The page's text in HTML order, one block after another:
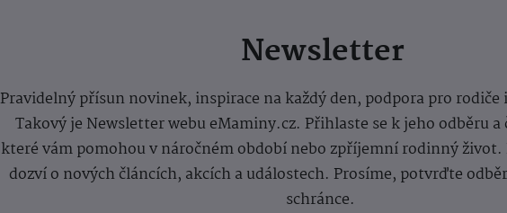
Newsletter
Pravidelný přísun novinek, inspirace na každý den, podpora pro
Takový je Newsletter webu eMaminy.cz. Přihlaste se k jeho odběru
které vám pomohou v náročném období nebo zpříjemní rodinný
dozví o nových článcích, akcích a událostech. Prosíme, potvrďte
schránce.